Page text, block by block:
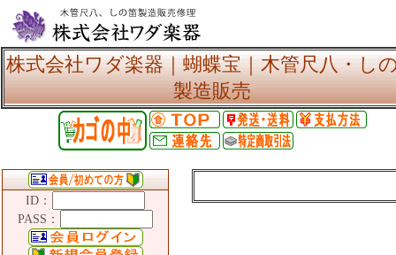
株式会社ワダ楽器｜蝴蝶宝｜木管尺八・し
製造販売
ID：
PASS：